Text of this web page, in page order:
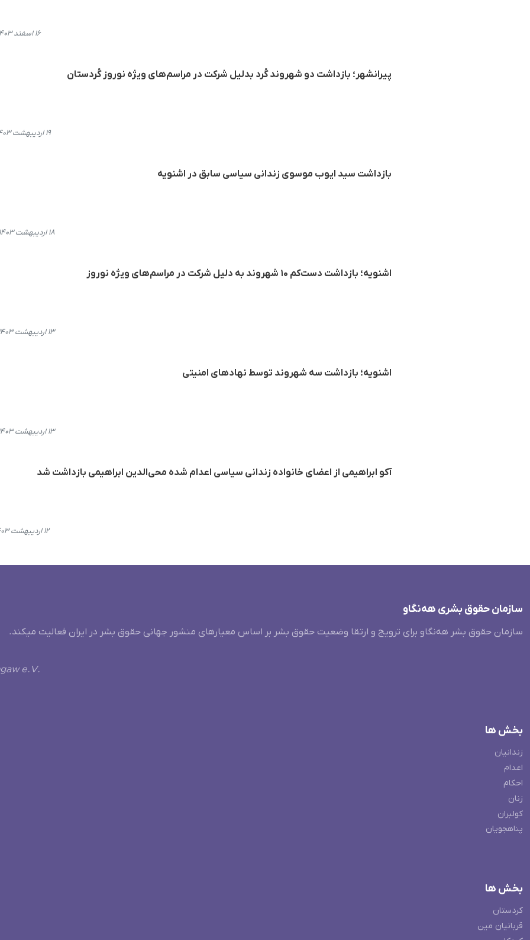
۱۶ اسفند ۱۴۰۳، ۲۲:۲۲
پیرانشهر‌؛ بازداشت دو شهروند کُرد بدلیل شرکت در مراسم‌های ویژه نوروز کُردستان
۱۹ اردیبهشت ۱۴۰۳، ۱۹:۵۲
بازداشت سید ایوب موسوی زندانی سیاسی سابق در اشنویه
۱۸ اردیبهشت ۱۴۰۳، ۲۲:۴۶
اشنویه؛ بازداشت دست‌کم ۱۰ شهروند به دلیل شرکت در مراسم‌های ویژه نوروز
۱۳ اردیبهشت ۱۴۰۳، ۱۷:۴۵
اشنویه؛ بازداشت سه شهروند توسط نهادهای امنیتی
۱۳ اردیبهشت ۱۴۰۳، ۰۷:۲۸
آکو ابراهیمی از اعضای خانوادە زندانی سیاسی اعدام شدە محی‌الدین ابراهیمی بازداشت شد
۱۲ اردیبهشت ۱۴۰۳، ۱۰:۱۸
سازمان حقوق بشری هەنگاو
سازمان حقوق بشر هه‌نگاو برای ترویج و ارتقا وضعیت حقوق بشر بر اساس معیارهای منشور جهانی حقوق بشر در ایران فعالیت میکند.
e.V.
بخش ها
زندانیان
اعدام
احکام
زنان
کولبران
پناهجویان
بخش ها
کردستان
قربانیان مین